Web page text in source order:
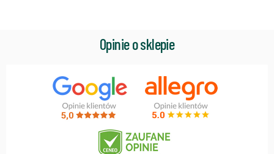
Opinie o sklepie